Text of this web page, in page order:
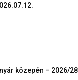
közepén – 2026/